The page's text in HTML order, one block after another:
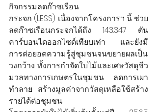
กิจกรรมลดก๊าซเรือน
กระจก (LESS) เนื่องจากโครงการฯ นี้ ช่วย
ลดก๊าซเรือนกระจกได้ถึง 143.347 ตัน
คาร์บอนไดออกไซด์เทียบเท่า และยังมี
การต่อยอดความรู้สู่ชุมชนจนขยายผลเป็น
วงกว้าง ทั้งการกำจัดใบไม้และเศษวัสดุชีว
มวลทางการเกษตรในชุมชน ลดการเผา
ทำลาย สร้างมูลค่าจากวัสดุเหลือใช้สร้าง
รายได้ต่อชุมชน